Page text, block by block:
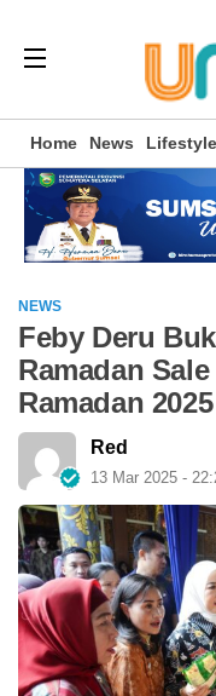
Home News Lifestyle
NEWS
Feby Deru
Ramadan
Ramadan 2025
Red
13 Mar 2025 -